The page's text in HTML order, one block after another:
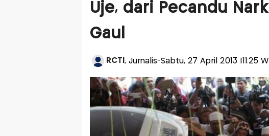
Uje, dari Pecandu
Gaul
RCTI , Jurnalis-Sabtu, 27 April 2013 |11:25